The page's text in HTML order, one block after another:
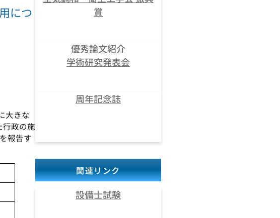
につ
大きな
行政の施
報告す
賞
優秀論文紹介
学術研究発表会
周年記念誌
関連リンク
設備士試験